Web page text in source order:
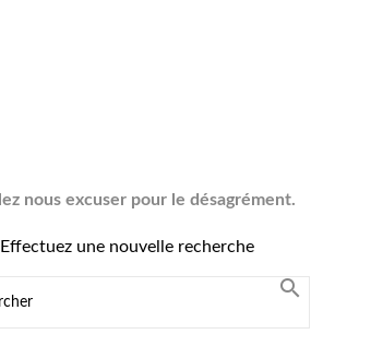
nous excuser pour le désagrément.
Effectuez une nouvelle recherche
